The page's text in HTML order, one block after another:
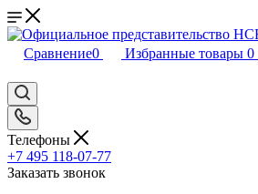
Сравнение0 Избранные товары 0
Телефоны
+7 495 118-07-77
Заказать звонок